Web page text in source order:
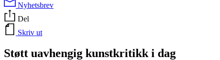
Nyhetsbrev
Del
Skriv ut
Støtt uavhengig kunstkritikk i dag